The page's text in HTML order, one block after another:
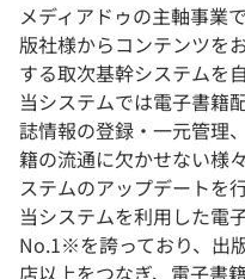
メディアドゥの主軸事業
版社様からコンテンツを
する取次基幹システムを
当システムでは電子書籍
誌情報の登録・一元管理
籍の流通に欠かせない様
ステムのアップデートを
当システムを利用した電
No.1※を誇っており、出